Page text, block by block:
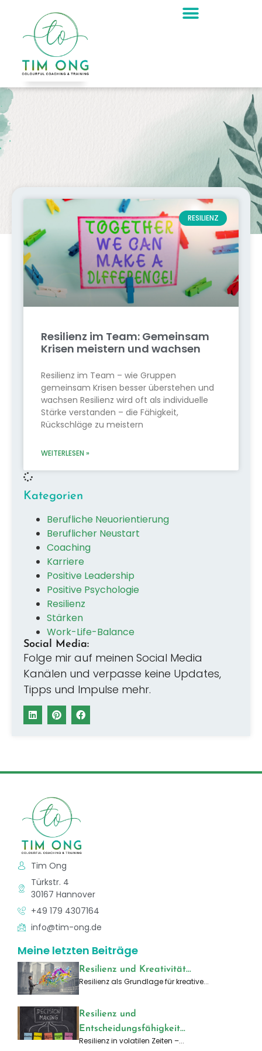
Schlagwort:
Zusammenarbeit
RESILIENZ
Resilienz im Team: Gemeinsam
Krisen meistern und wachsen
Resilienz im Team – wie Gruppen
gemeinsam Krisen besser überstehen und
wachsen Resilienz wird oft als individuelle
Stärke verstanden – die Fähigkeit,
Rückschläge zu meistern
WEITERLESEN »
Kategorien
Berufliche Neuorientierung
Beruflicher Neustart
Coaching
Karriere
Positive Leadership
Positive Psychologie
Resilienz
Stärken
Work-Life-Balance
Social Media:
Folge mir auf meinen Social Media
Kanälen und verpasse keine Updates,
Tipps und Impulse mehr.
Tim Ong
Türkstr. 4
30167 Hannover
+49 179 4307164
info@tim-ong.de
Meine letzten Beiträge
Resilienz und Kreativität...
Resilienz als Grundlage für kreative...
Resilienz und
Entscheidungsfähigkeit...
Resilienz in volatilen Zeiten –...